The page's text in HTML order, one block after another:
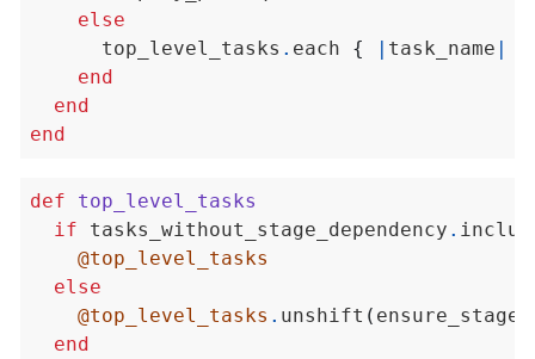
else
      top_level_tasks
. each { | task_name |
end
end
end
def
top_level_tasks
if tasks_without_stage_dependency .
@top_level_tasks
else
@top_level_tasks . unshift ( ensure_stage
end